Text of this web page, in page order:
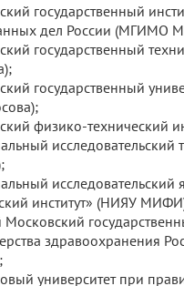
государственный
дел России (МГИМО
государственный
государственный
физико-технический
институт» (НИЯУ
здравоохранения
университет при